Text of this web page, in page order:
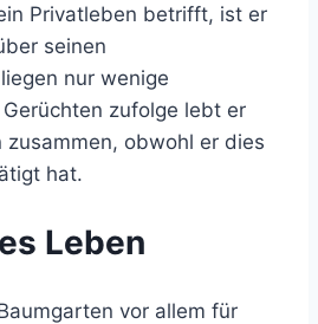
Privatleben betrifft, ist er
seinen
nur wenige
zufolge lebt er
zusammen, obwohl er dies
hat.
Leben
vor allem für